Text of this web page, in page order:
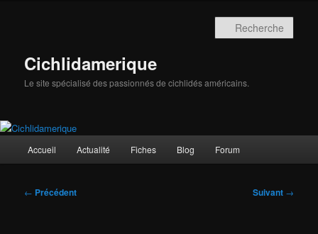
Cichlidamerique
Le site spécialisé des passionnés de cichlidés américains.
principal
Accueil Actualité Fiches Blog Forum
Navigation
← Précédent Suivant →